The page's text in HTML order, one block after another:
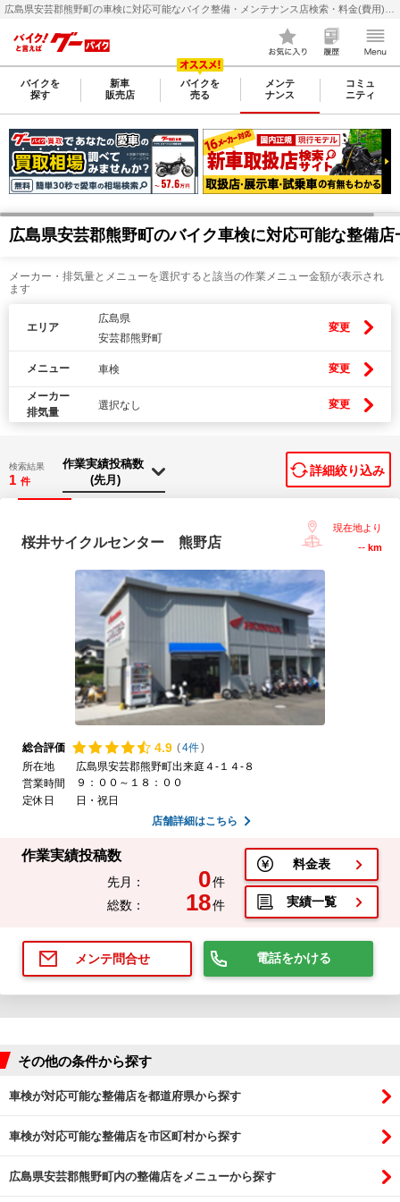
バイクを
探す
新車
販売店
バイクを
売る
メンテ
ナンス
コミュ
ニティ
広島県安芸郡熊野町のバイク車検に対応可能な整備店
メーカー・排気量とメニューを選択すると該当の作業メニュー金額が表示され
ます
エリア
広島県
安芸郡熊野町
変更
メニュー 車検 変更
メーカー
排気量
選択なし 変更
検索結果
1 件
詳細絞り込み
桜井サイクルセンター 熊野店
現在地より
-- km
総合評価 4.9 (4件)
所在地
広島県安芸郡熊野町出来庭４-１４-８
営業時間
９：００～１８：００
定休日
日・祝日
店舗詳細はこちら
作業実績投稿数
先月： 0件
総数：
18件
料金表
実績一覧
メンテ問合せ 電話をかける
その他の条件から探す
車検が対応可能な整備店を都道府県から探す
車検が対応可能な整備店を市区町村から探す
広島県安芸郡熊野町内の整備店をメニューから探す